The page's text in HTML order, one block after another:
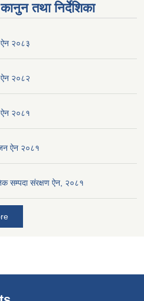
तथा निर्देशिका
२०८३
२०८२
२०८१
ऐन २०८१
सम्पदा संरक्षण ऐन, २०८१